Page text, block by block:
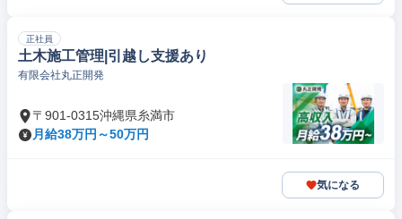
正社員
土木施工管理|引越し支援あり
有限会社丸正開発
〒901-0315沖縄県糸満市
月給38万円～50万円
気になる